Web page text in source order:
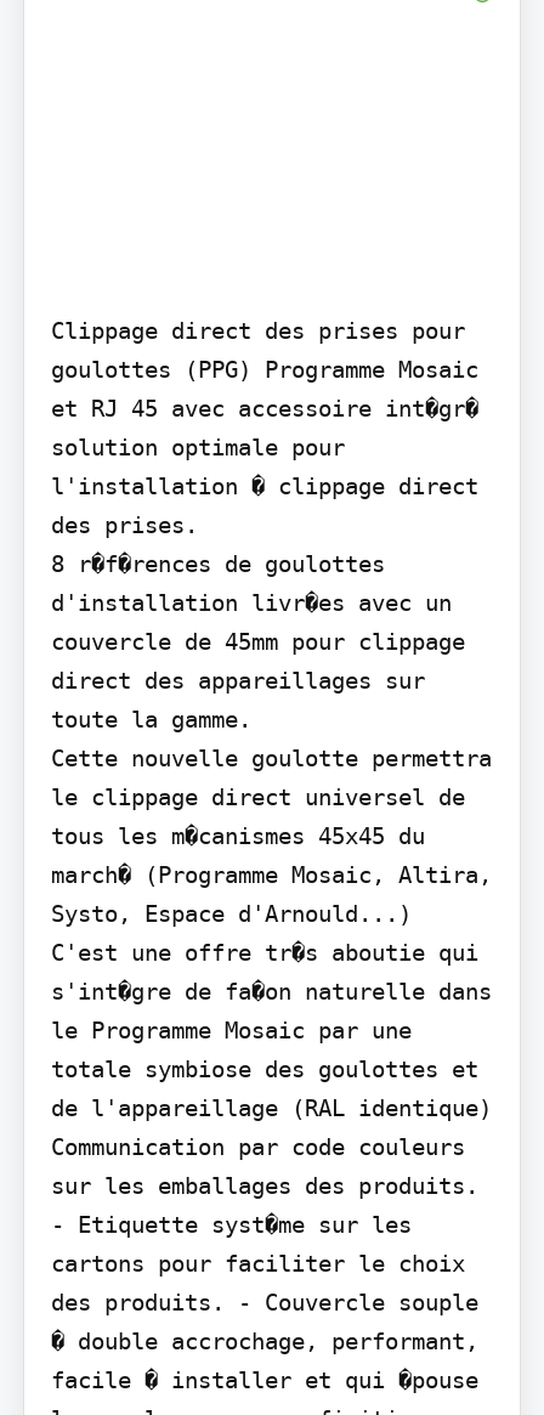
Clippage direct des prises pour
goulottes (PPG) Programme Mosaic
et RJ 45 avec accessoire int�gr�
solution optimale pour
l'installation � clippage direct
des prises.
8 r�f�rences de goulottes
d'installation livr�es avec un
couvercle de 45mm pour clippage
direct des appareillages sur
toute la gamme.
Cette nouvelle goulotte permettra
le clippage direct universel de
tous les m�canismes 45x45 du
march� (Programme Mosaic, Altira,
Systo, Espace d'Arnould...)
C'est une offre tr�s aboutie qui
s'int�gre de fa�on naturelle dans
le Programme Mosaic par une
totale symbiose des goulottes et
de l'appareillage (RAL identique)
Communication par code couleurs
sur les emballages des produits.
- Etiquette syst�me sur les
cartons pour faciliter le choix
des produits. - Couvercle souple
� double accrochage, performant,
facile � installer et qui �pouse